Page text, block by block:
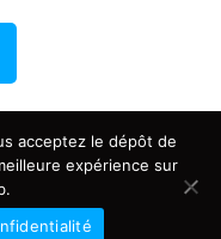
2024 V-Dogg
site :www.synathos.fr
acceptez le dépôt de
expérience sur